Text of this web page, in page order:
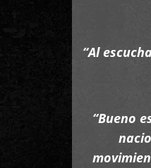
“Al
“Bueno